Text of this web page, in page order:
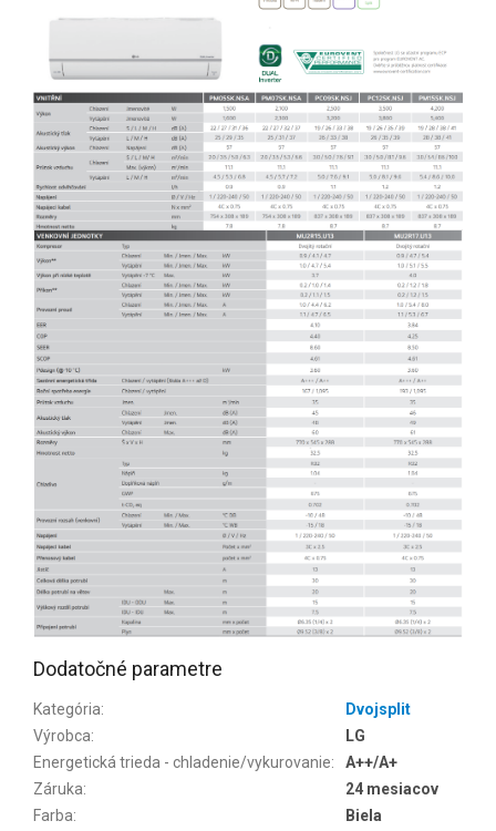
Dodatočné parametre
Kategória:
Dvojsplit
Výrobca:
LG
Energetická trieda - chladenie/vykurovanie:
A++/A+
Záruka:
24 mesiacov
Farba:
Biela